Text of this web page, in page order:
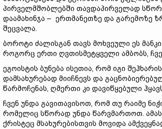
პირველმშობლებში თავდაპირველად
დაამახინჯა – ერთმანეთზე და გარემოზე
შეცვალა.
ბოროტი ძალისგან თავს მოხვეული ეს
როგორც ერთი ღვთისმეტყველი ამბობს,
ეგოისტის ბუნება ისეთია, რომ იგი
დამსახურებად მიიჩნევს და
წარმოჩენას, ღმერთი კი დავიწყებული
ჩვენ უნდა გავითავისოთ, რომ თუ რაიმე
რომელიც სწორად უნდა წარვმართოთ.
ქრისტეც მსახურებისთვის მოვიდა